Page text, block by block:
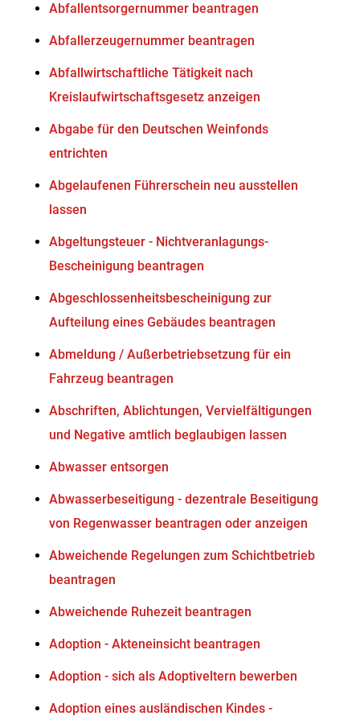
Abfallentsorgernummer beantragen
Abfallerzeugernummer beantragen
Abfallwirtschaftliche Tätigkeit nach
Kreislaufwirtschaftsgesetz anzeigen
Abgabe für den Deutschen Weinfonds
entrichten
Abgelaufenen Führerschein neu ausstellen
lassen
Abgeltungsteuer - Nichtveranlagungs-
Bescheinigung beantragen
Abgeschlossenheitsbescheinigung zur
Aufteilung eines Gebäudes beantragen
Abmeldung / Außerbetriebsetzung für ein
Fahrzeug beantragen
Abschriften, Ablichtungen, Vervielfältigungen
und Negative amtlich beglaubigen lassen
Abwasser entsorgen
Abwasserbeseitigung - dezentrale Beseitigung
von Regenwasser beantragen oder anzeigen
Abweichende Regelungen zum Schichtbetrieb
beantragen
Abweichende Ruhezeit beantragen
Adoption - Akteneinsicht beantragen
Adoption - sich als Adoptiveltern bewerben
Adoption eines ausländischen Kindes -